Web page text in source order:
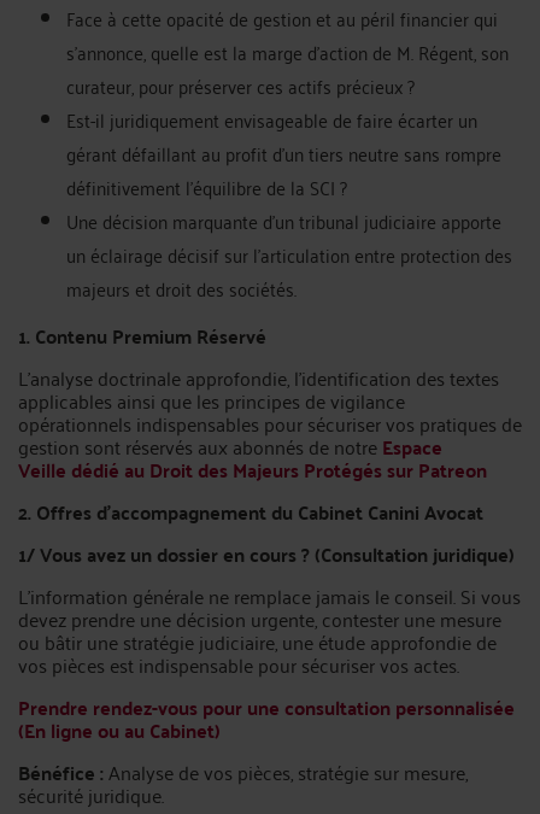
Face à cette opacité de gestion et au péril financier qui
s'annonce, quelle est la marge d'action de M. Régent, son
curateur, pour préserver ces actifs précieux ?
Est-il juridiquement envisageable de faire écarter un
gérant défaillant au profit d'un tiers neutre sans rompre
définitivement l'équilibre de la SCI ?
Une décision marquante d'un tribunal judiciaire apporte
un éclairage décisif sur l'articulation entre protection des
majeurs et droit des sociétés.
1. Contenu Premium Réservé
L'analyse doctrinale approfondie, l'identification des textes
applicables ainsi que les principes de vigilance
opérationnels indispensables pour sécuriser vos pratiques de
gestion sont réservés aux abonnés de notreEspace
Veille dédié au Droit des Majeurs Protégés sur Patreon
2. Offres d'accompagnement du Cabinet Canini Avocat
1/ Vous avez un dossier en cours ? (Consultation juridique)
L'information générale ne remplace jamais le conseil. Si vous
devez prendre une décision urgente, contester une mesure
ou bâtir une stratégie judiciaire, une étude approfondie de
vos pièces est indispensable pour sécuriser vos actes.
Prendre rendez-vous pour une consultation personnalisée
(En ligne ou au Cabinet)
Bénéfice :Analyse de vos pièces, stratégie sur mesure,
sécurité juridique.